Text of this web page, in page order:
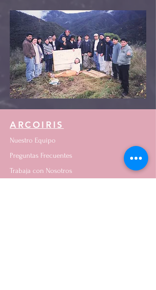
ARCOIRIS
Nuestro Equipo
Preguntas Frecuentes
Trabaja con Nosotros